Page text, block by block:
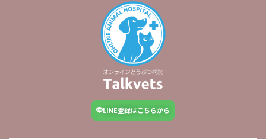
LINE登録はこちらから